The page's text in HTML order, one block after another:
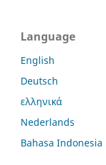
Language
English
Deutsch
ελληνικά
Nederlands
Bahasa Indonesia